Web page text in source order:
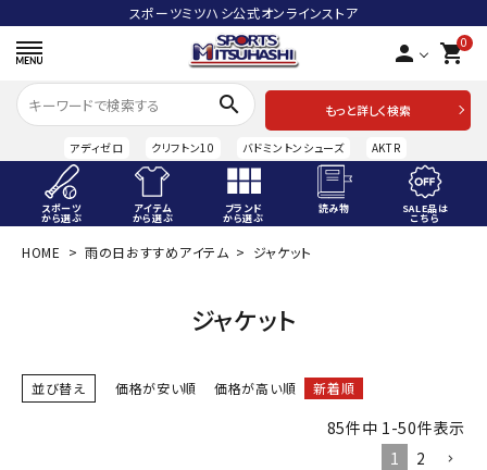
スポーツミツハシ公式オンラインストア
person 0
shopping_cart
search
もっと詳しく検索
アディゼロ クリフトン10 バドミントンシューズ AKTR
スポーツ
から選ぶ
アイテム
から選ぶ
ブランド
から選ぶ
読み物 SALE品は
こちら
ACCOUNT MENU
person 会員登録
スポーツから選ぶ
HOME 雨の日おすすめアイテム ジャケット
ジャケット
並び替え 価格が安い順 価格が高い順 新着順
85件中 1-50件表示
1
2